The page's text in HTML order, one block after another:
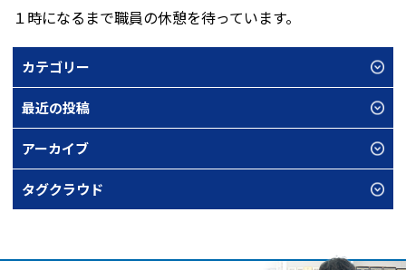
１時になるまで職員の休憩を待っています。
カテゴリー
最近の投稿
アーカイブ
タグクラウド